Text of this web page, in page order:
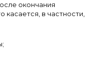
окончания
касается, в частности,